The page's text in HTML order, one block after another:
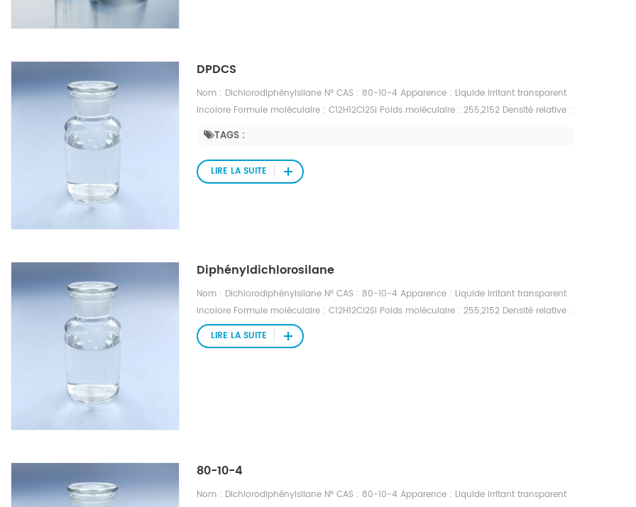
DPDCS
Nom : Dichlorodiphénylsilane N° CAS : 80-10-4 Apparence : Liquide irritant transparent
incolore Formule moléculaire : C12H12Cl2Si Poids moléculaire : 255,2152 Densité relative :
1,22 Point de fusion : -22 °C Point d'ébullition : 305 °C Point d'éclair : 157 °C Réfraction
TAGS :
LIRE LA SUITE
Diphényldichlorosilane
Nom : Dichlorodiphénylsilane N° CAS : 80-10-4 Apparence : Liquide irritant transparent
incolore Formule moléculaire : C12H12Cl2Si Poids moléculaire : 255,2152 Densité relative :
1,22 Point de fusion : -22 °C Point d'ébullition : 305 °C Point d'éclair : 157 °C Réfraction
indice nD20 : 1.5819 Solubilité : soluble dans la plupart des solvants organiques
LIRE LA SUITE
80-10-4
Nom : Dichlorodiphénylsilane N° CAS : 80-10-4 Apparence : Liquide irritant transparent